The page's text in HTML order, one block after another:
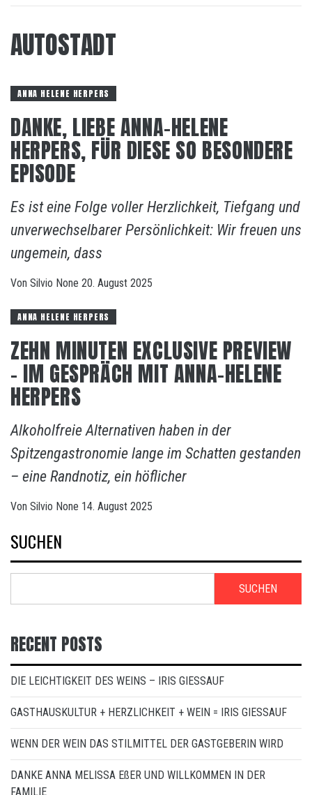
AUTOSTADT
ANNA HELENE HERPERS
DANKE, LIEBE ANNA-HELENE
HERPERS, FÜR DIESE SO BESONDERE
EPISODE
Es ist eine Folge voller Herzlichkeit, Tiefgang und
unverwechselbarer Persönlichkeit: Wir freuen uns
ungemein, dass
Von Silvio None 20. August 2025
ANNA HELENE HERPERS
ZEHN MINUTEN EXCLUSIVE PREVIEW
– IM GESPRÄCH MIT ANNA-HELENE
HERPERS
Alkoholfreie Alternativen haben in der
Spitzengastronomie lange im Schatten gestanden
– eine Randnotiz, ein höflicher
Von Silvio None 14. August 2025
SUCHEN
SUCHEN
RECENT POSTS
DIE LEICHTIGKEIT DES WEINS – IRIS GIESSAUF
GASTHAUSKULTUR + HERZLICHKEIT + WEIN = IRIS GIESSAUF
WENN DER WEIN DAS STILMITTEL DER GASTGEBERIN WIRD
DANKE ANNA MELISSA EßER UND WILLKOMMEN IN DER
FAMILIE